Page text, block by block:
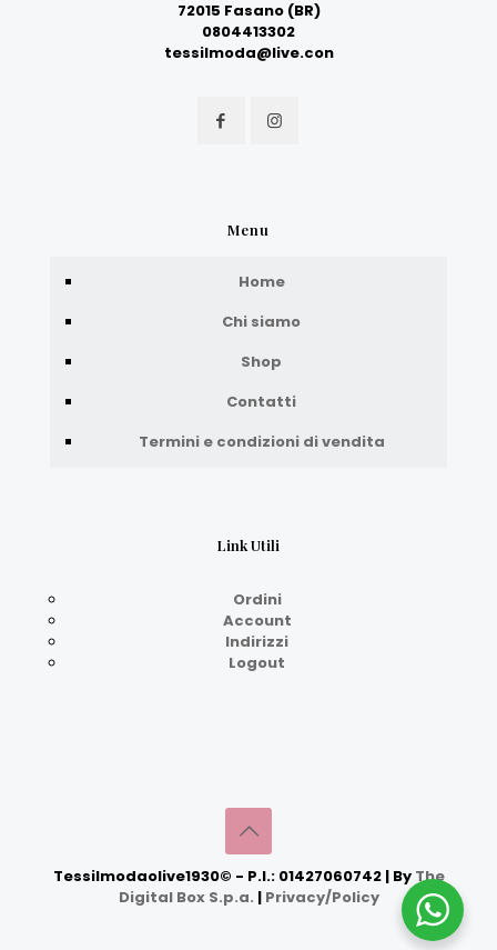
72015 Fasano (BR)
0804413302
tessilmoda@live.con
Menu
Home
Chi siamo
Shop
Contatti
Termini e condizioni di vendita
Link Utili
Ordini
Account
Indirizzi
Logout
Tessilmodaolive1930© - P.I.: 01427060742 | By The
Digital Box S.p.a. | Privacy/Policy